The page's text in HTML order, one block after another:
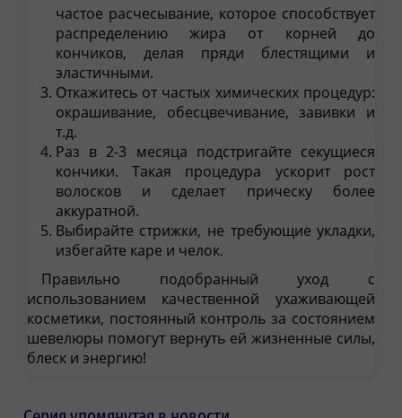
частое расчесывание, которое способствует
распределению жира от корней до
кончиков, делая пряди блестящими и
эластичными.
Откажитесь от частых химических процедур:
окрашивание, обесцвечивание, завивки и
т.д.
Раз в 2-3 месяца подстригайте секущиеся
кончики. Такая процедура ускорит рост
волосков и сделает прическу более
аккуратной.
Выбирайте стрижки, не требующие укладки,
избегайте каре и челок.
Правильно подобранный уход с
использованием качественной ухаживающей
косметики, постоянный контроль за состоянием
шевелюры помогут вернуть ей жизненные силы,
блеск и энергию!